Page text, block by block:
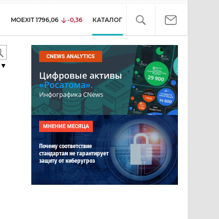
MOEXIT 1796,06 -0,36 КАТАЛОГ
▼
CNEWS ANALYTICS
Цифровые активы
«Росатома».
Инфографика CNews
МНЕНИЕ МЕСЯЦА
Почему соответствие
стандартам не гарантирует
защиту от киберугроз